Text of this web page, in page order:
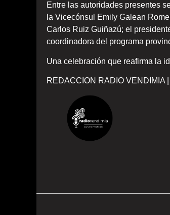
Entre las autoridades presentes
la Vicecónsul Emily Galean
Carlos Ruiz Guiñazú; el
coordinadora del programa
Una celebración que reafirma la
REDACCION RADIO VENDIMIA